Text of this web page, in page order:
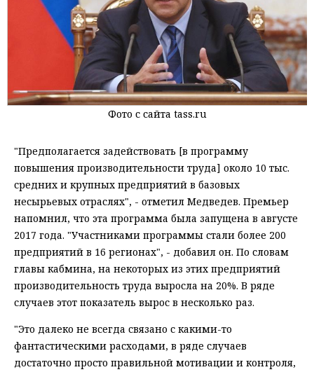
Фото с сайта tass.ru
"Предполагается задействовать [в программу
повышения производительности труда] около 10 тыс.
средних и крупных предприятий в базовых
несырьевых отраслях", - отметил Медведев. Премьер
напомнил, что эта программа была запущена в августе
2017 года. "Участниками программы стали более 200
предприятий в 16 регионах", - добавил он. По словам
главы кабмина, на некоторых из этих предприятий
производительность труда выросла на 20%. В ряде
случаев этот показатель вырос в несколько раз.
"Это далеко не всегда связано с какими-то
фантастическими расходами, в ряде случаев
достаточно просто правильной мотивации и контроля,